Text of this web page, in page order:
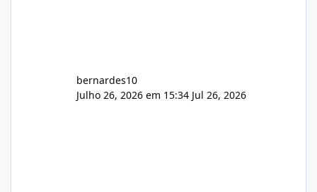
bernardes10
Julho 26, 2026 em 15:34 Jul 26, 2026